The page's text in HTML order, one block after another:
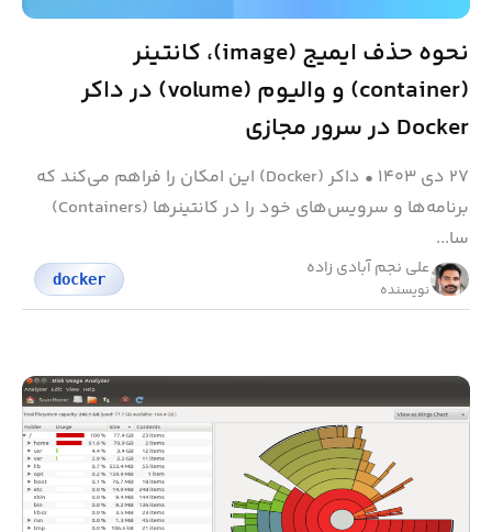
نحوه حذف ایمیج (image)، کانتینر
(container) و والیوم (volume) در داکر
Docker در سرور مجازی
۲۷ دی ۱۴۰۳ •
داکر (Docker) این امکان را فراهم می‌کند که
برنامه‌ها و سرویس‌های خود را در کانتینرها (Containers)
سا...
علی نجم آبادی زاده
نویسنده
docker